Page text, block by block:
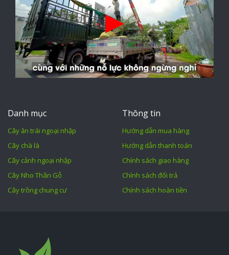
Danh mục
Cây ăn trái ngoại nhập
Cây chà là
Cây cảnh ngoại nhập
Cây Nho Thân Gỗ
Cây trồng chung cư
Thông tin
Hướng dẫn mua hàng
Hướng dẫn thanh toán
Chính sách giao hàng
Chính sách đổi trả
Chính sách hoàn tiền